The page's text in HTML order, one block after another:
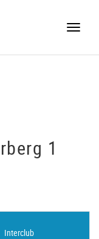
Toggle
1
Interclub